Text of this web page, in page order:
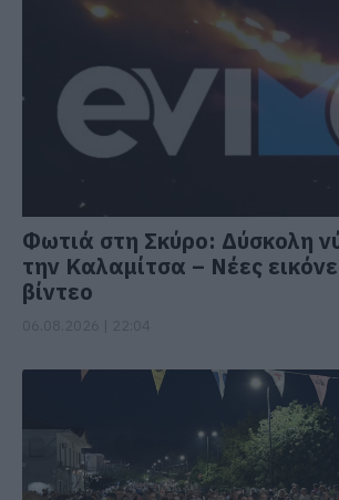
Φωτιά στη Σκύρο: Δύσκολη
την Καλαμίτσα – Νέες
βίντεο